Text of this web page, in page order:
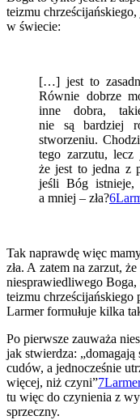
teizmu
w świecie:
[…] jest to
Równie dobrze
inne dobra,
nie są bardziej
stworzeniu.
tego zarzutu,
że jest to jedna z
jeśli Bóg
a mniej – zła?6
Tak naprawdę więc
zła. A zatem na zarzut,
niesprawiedliwego
teizmu chrześcijańskiego
Larmer formułuje kilka
Po pierwsze zauważa
jak stwierdza:
cudów, a jednocześnie
więcej, niż czyni”7
tu więc do czynienia z
sprzeczny.